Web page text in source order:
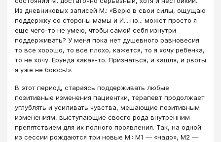
Из дневниковых записей М.: «Верю в свои силы, ощущаю
поддержку со стороны мамы и И... но... может просто я
еще чего-то не умею, чтобы самой себя изнутри
поддерживать? У меня пока нет душевного равновесия:
то все хорошо, то все плохо, кажется, то я хочу ребенка,
то не хочу. Ерунда какая-то. Признаться, и кашля, и рвоты
я уже не боюсь!».
В этот период, стараясь поддерживать любые
позитивные изменения пациентки, терапевт продолжает
углублять и усиливать чувства, мешающие позитивным
изменениям, выступающие своего рода внутренним
препятствием для их полного проявления. Так, на одной
из сессии рождаются три новые М.: М1 ― «надо», М2 ―